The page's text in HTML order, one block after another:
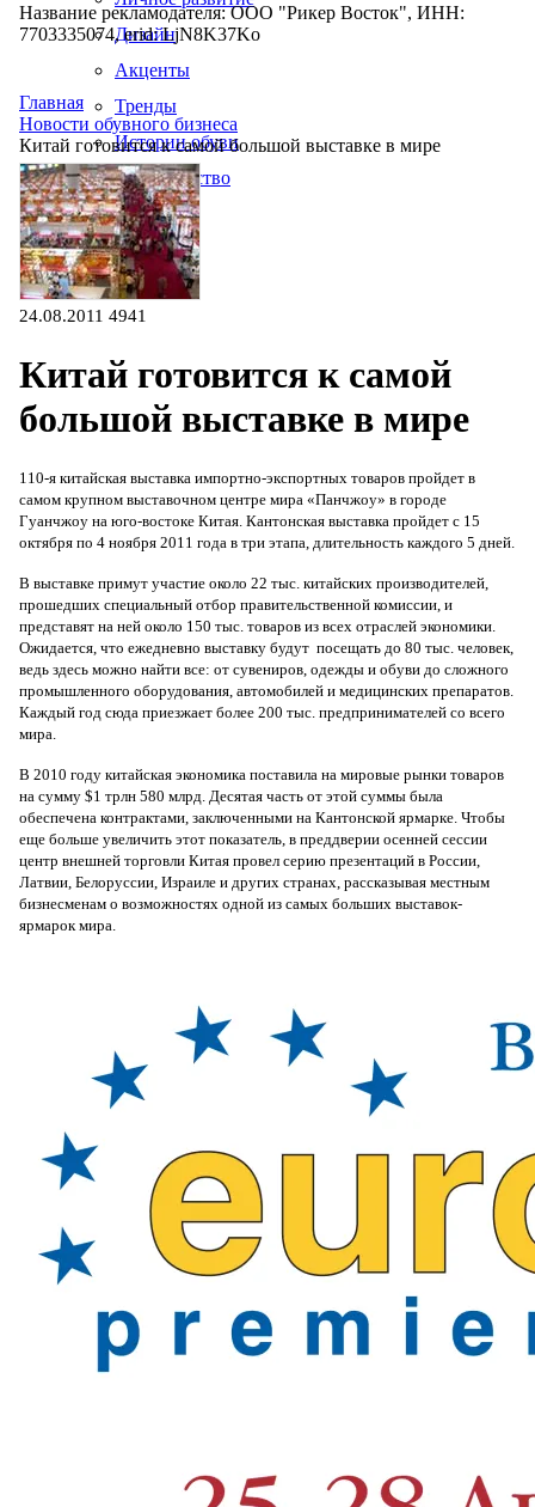
Дизайн
Акценты
Тренды
Истории обуви
Производство
Название рекламодателя: ООО "Рикер Восток", ИНН:
7703335074, erid: LjN8K37Ko
Главная
Новости обувного бизнеса
Китай готовится к самой большой выставке в мире
24.08.2011 4941
Китай готовится к самой
большой выставке в мире
110-я китайская выставка импортно-экспортных товаров пройдет в
самом крупном выставочном центре мира «Панчжоу» в городе
Гуанчжоу на юго-востоке Китая. Кантонская выставка пройдет с 15
октября по 4 ноября 2011 года в три этапа, длительность каждого 5 дней.
В выставке примут участие около 22 тыс. китайских производителей,
прошедших специальный отбор правительственной комиссии, и
представят на ней около 150 тыс. товаров из всех отраслей экономики.
Ожидается, что ежедневно выставку будут посещать до 80 тыс. человек,
ведь здесь можно найти все: от сувениров, одежды и обуви до сложного
промышленного оборудования, автомобилей и медицинских препаратов.
Каждый год сюда приезжает более 200 тыс. предпринимателей со всего
мира.
В 2010 году китайская экономика поставила на мировые рынки товаров
на сумму $1 трлн 580 млрд. Десятая часть от этой суммы была
обеспечена контрактами, заключенными на Кантонской ярмарке. Чтобы
еще больше увеличить этот показатель, в преддверии осенней сессии
центр внешней торговли Китая провел серию презентаций в России,
Латвии, Белоруссии, Израиле и других странах, рассказывая местным
бизнесменам о возможностях одной из самых больших выставок-
ярмарок мира.